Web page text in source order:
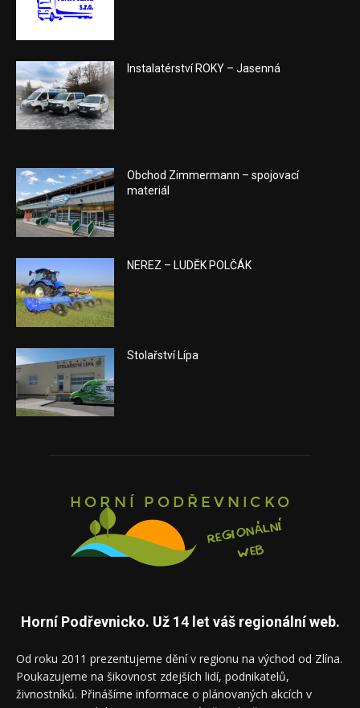
Instalatérství ROKY – Jasenná
Obchod Zimmermann – spojovací
materiál
NEREZ – LUDĚK POLČÁK
Stolařství Lípa
Horní Podřevnicko. Už 14 let váš regionální web.
Od roku 2011 prezentujeme dění v regionu na východ od Zlína.
Poukazujeme na šikovnost zdejších lidí, podnikatelů,
živnostníků. Přinášíme informace o plánovaných akcích v